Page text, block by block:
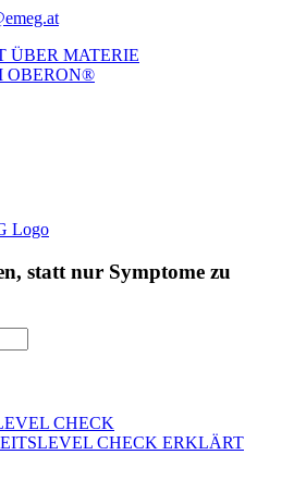
ÜBER MATERIE
OBERON®
statt nur Symptome zu
CHECK
CHECK ERKLÄRT